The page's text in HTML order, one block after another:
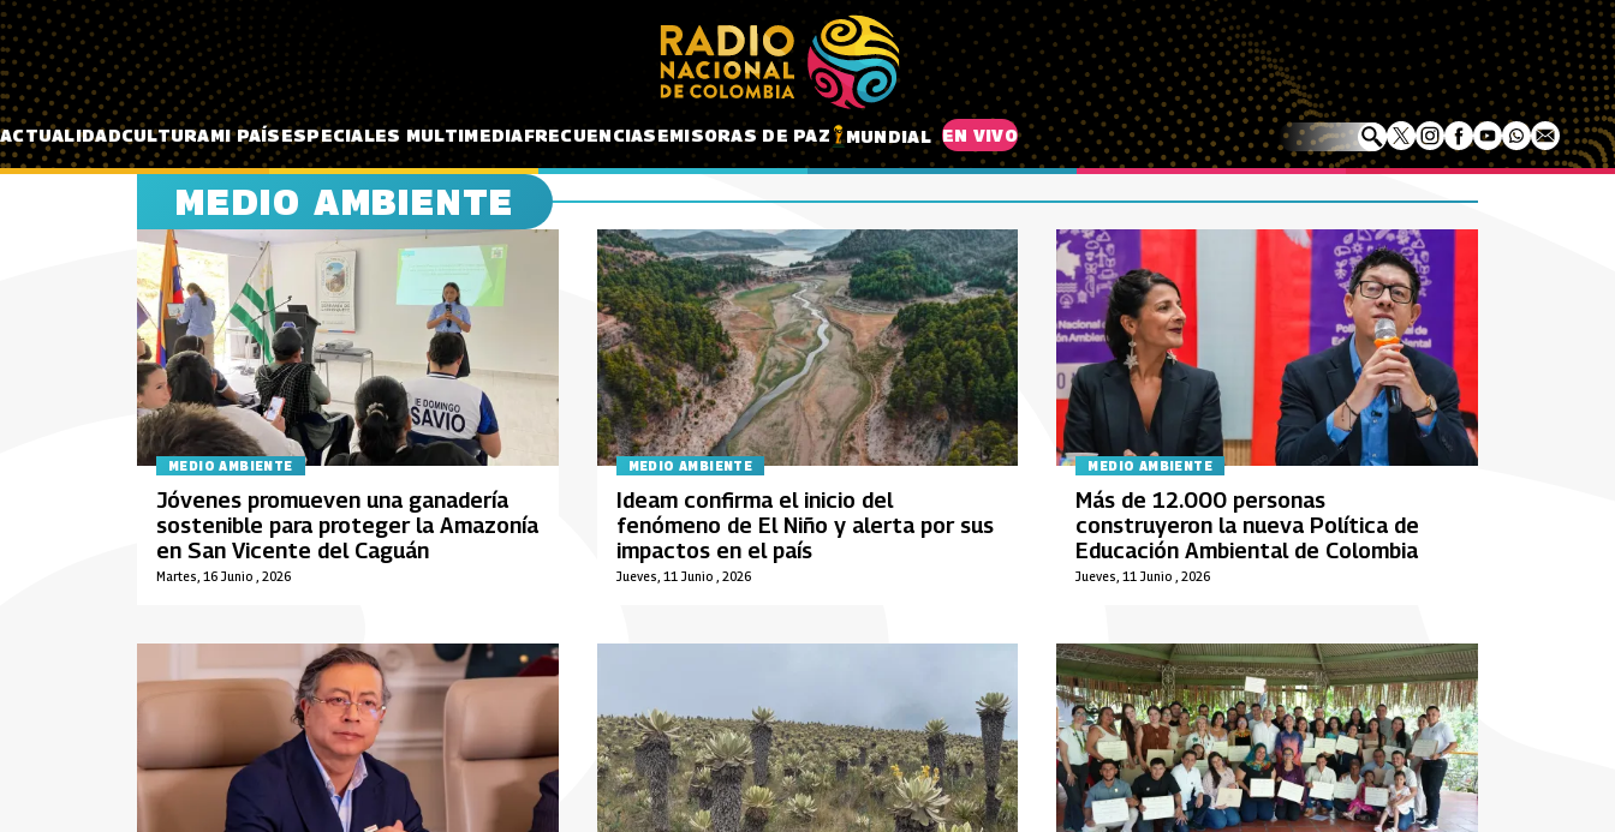
Pasar al contenido principal
ACTUALIDADCULTURAMI PAÍSESPECIALES MULTIMEDIAFRECUENCIASEMISORAS DE PAZ MUNDIAL EN VIVO
MEDIO AMBIENTE
MEDIO AMBIENTE
Martes, 16 Junio , 2026
Jóvenes promueven una ganadería
sostenible para proteger la Amazonía
en San Vicente del Caguán
MEDIO AMBIENTE
Jueves, 11 Junio , 2026
Ideam confirma el inicio del
fenómeno de El Niño y alerta por sus
impactos en el país
MEDIO AMBIENTE
Jueves, 11 Junio , 2026
Más de 12.000 personas
construyeron la nueva Política de
Educación Ambiental de Colombia